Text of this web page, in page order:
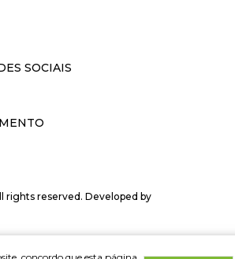
concordo que esta página
SOCIAIS
rights reserved. Developed by